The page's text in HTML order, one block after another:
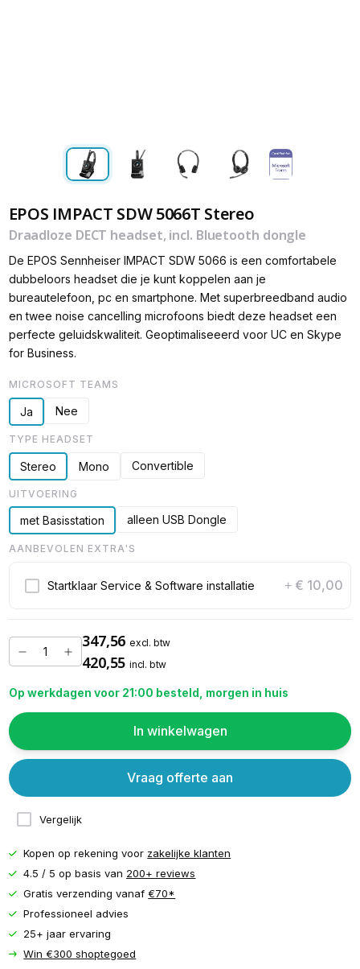
EPOS IMPACT SDW 5066T Stereo
Draadloze DECT headset, incl. Bluetooth dongle
De EPOS Sennheiser IMPACT SDW 5066 is een comfortabele
dubbeloors headset die je kunt koppelen aan je
bureautelefoon, pc en smartphone. Met superbreedband audio
en twee noise cancelling microfoons biedt deze headset een
perfecte geluidskwaliteit. Geoptimaliseeerd voor UC en Skype
for Business.
MICROSOFT TEAMS
Ja Nee
TYPE HEADSET
Stereo Mono Convertible
UITVOERING
met Basisstation alleen USB Dongle
AANBEVOLEN EXTRA'S
Startklaar Service & Software installatie + € 10,00
347,56 excl. btw
420,55 incl. btw
Op werkdagen voor 21:00 besteld, morgen in huis
In winkelwagen
Vergelijk
Vraag offerte aan
Kopen op rekening voor zakelijke klanten
4.5 / 5 op basis van 200+ reviews
Gratis verzending vanaf€70*
Professioneel advies
25+ jaar ervaring
Win €300 shoptegoed